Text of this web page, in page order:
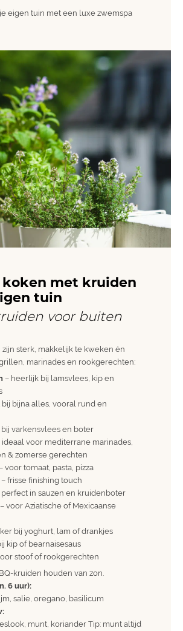
eigen tuin met een luxe zwemspa
met kruiden
tuin
voor buiten
zijn sterk, makkelijk te kweken én
marinades en rookgerechten:
– heerlijk bij lamsvlees, kip en
bij bijna alles, vooral rund en
bij varkensvlees en boter
ideaal voor mediterrane marinades,
& zomerse gerechten
voor tomaat, pasta, pizza
– frisse finishing touch
perfect in sauzen en kruidenboter
– voor Aziatische of Mexicaanse
bij yoghurt, lam of drankjes
kip of bearnaisesaus
stoof of rookgerechten
kruiden houden van zon.
6 uur):
salie, oregano, basilicum
munt, koriander Tip: munt altijd